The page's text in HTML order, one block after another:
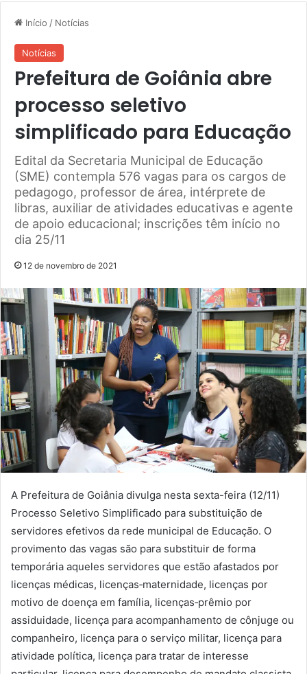
Início / Notícias
Notícias
Prefeitura de Goiânia abre
processo seletivo
simplificado para Educação
Edital da Secretaria Municipal de Educação
(SME) contempla 576 vagas para os cargos de
pedagogo, professor de área, intérprete de
libras, auxiliar de atividades educativas e agente
de apoio educacional; inscrições têm início no
dia 25/11
12 de novembro de 2021
A Prefeitura de Goiânia divulga nesta sexta-feira (12/11)
Processo Seletivo Simplificado para substituição de
servidores efetivos da rede municipal de Educação. O
provimento das vagas são para substituir de forma
temporária aqueles servidores que estão afastados por
licenças médicas, licenças‐maternidade, licenças por
motivo de doença em família, licenças‐prêmio por
assiduidade, licença para acompanhamento de cônjuge ou
companheiro, licença para o serviço militar, licença para
atividade política, licença para tratar de interesse